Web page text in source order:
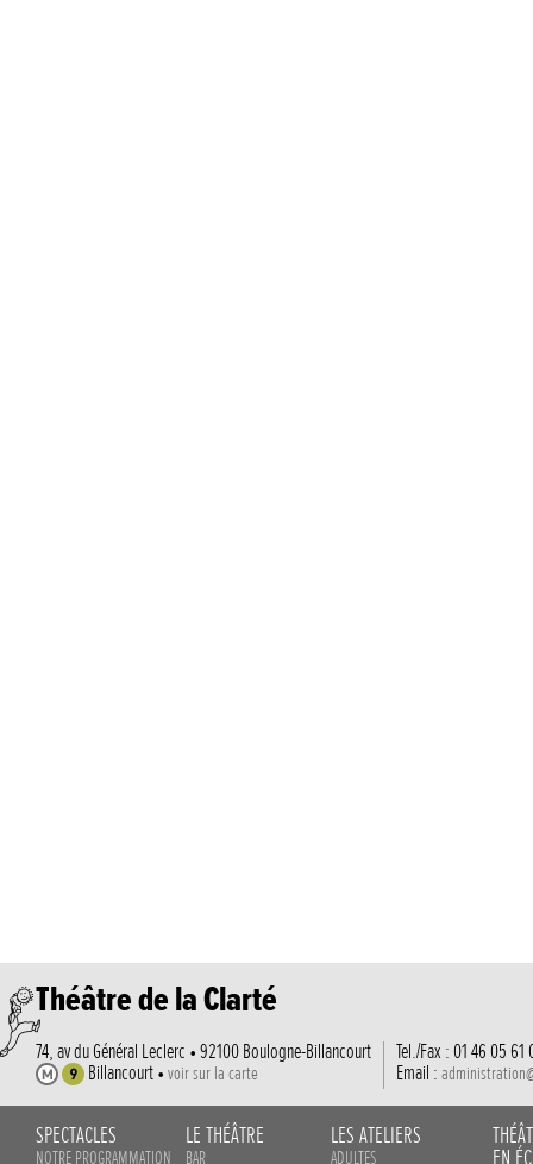
Théâtre de la Clarté
74, av du Général Leclerc • 92100 Boulogne-Billancourt
Billancourt • voir sur la carte
Tel./Fax : 01 46 05
Email :
SPECTACLES
NOTRE PROGRAMMATION
LE THÉÂTRE
BAR
LES ATELIERS
ADULTES EN